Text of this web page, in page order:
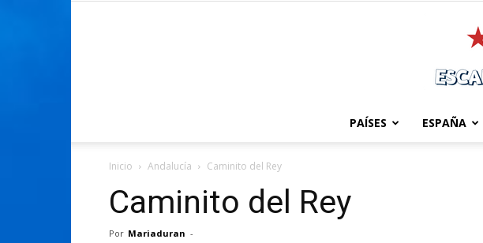
PAÍSES ESPAÑA
Inicio Andalucía Caminito del Rey
Caminito del Rey
Por Mariaduran -